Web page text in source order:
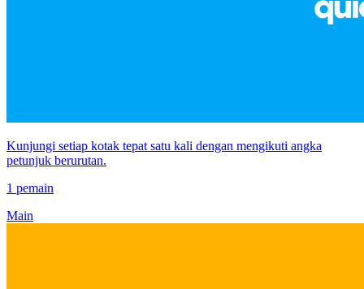
Kunjungi setiap kotak tepat satu kali dengan mengikuti angka
petunjuk berurutan.
1 pemain
Main